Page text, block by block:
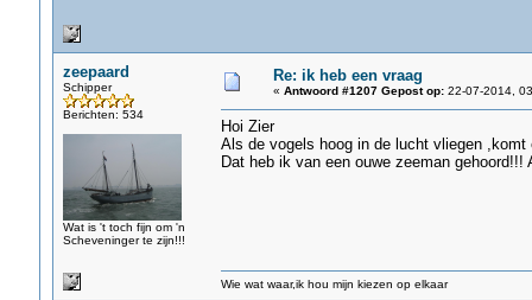
zeepaard
Schipper
Berichten: 534
Wat is 't toch fijn om 'n
Scheveninger te zijn!!!
Re: ik heb een vraag
« Antwoord #1207 Gepost op:22-07-2014,
Hoi Zier
Als de vogels hoog in de lucht vliegen ,komt
Dat heb ik van een ouwe zeeman gehoord!!!
Wie wat waar,ik hou mijn kiezen op elkaar